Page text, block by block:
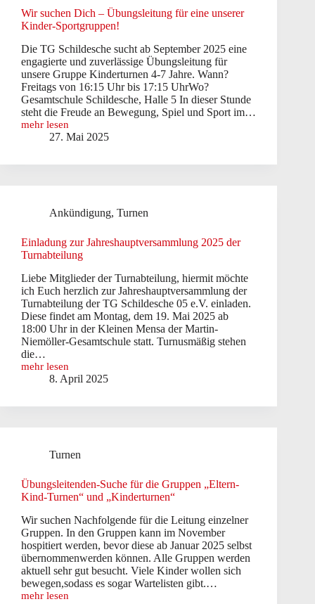
Turnen
ab
Januar
2026
gesucht!
Wir suchen Dich – Übungsleitung für eine unserer
Kinder-Sportgruppen!
Die TG Schildesche sucht ab September 2025 eine
engagierte und zuverlässige Übungsleitung für
unsere Gruppe Kinderturnen 4-7 Jahre. Wann?
Freitags von 16:15 Uhr bis 17:15 UhrWo?
Gesamtschule Schildesche, Halle 5 In dieser Stunde
steht die Freude an Bewegung, Spiel und Sport im…
mehr lesen
Wir
suchen
–
unserer
Sportgruppen!
27. Mai 2025
Ankündigung, Turnen
Einladung zur Jahreshauptversammlung 2025 der
Turnabteilung
Liebe Mitglieder der Turnabteilung, hiermit möchte
ich Euch herzlich zur Jahreshauptversammlung der
Turnabteilung der TG Schildesche 05 e.V. einladen.
Diese findet am Montag, dem 19. Mai 2025 ab
18:00 Uhr in der Kleinen Mensa der Martin-
Niemöller-Gesamtschule statt. Turnusmäßig stehen
die…
mehr lesen
Einladung
2025
8. April 2025
Turnen
Übungsleitenden-Suche für die Gruppen „Eltern-
Kind-Turnen“ und „Kinderturnen“
Wir suchen Nachfolgende für die Leitung einzelner
Gruppen. In den Gruppen kann im November
hospitiert werden, bevor diese ab Januar 2025 selbst
übernommenwerden können. Alle Gruppen werden
aktuell sehr gut besucht. Viele Kinder wollen sich
bewegen,sodass es sogar Wartelisten gibt.…
mehr lesen
Übungsleitenden-